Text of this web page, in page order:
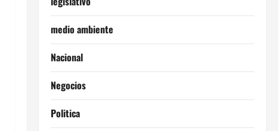
medio ambiente
Nacional
Negocios
Politica